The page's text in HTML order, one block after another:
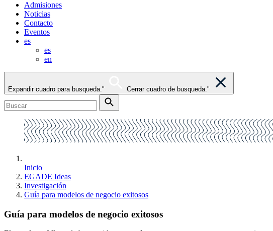
Admisiones
Noticias
Contacto
Eventos
es
es
en
Expandir cuadro para busqueda." Cerrar cuadro de busqueda."
Inicio
EGADE Ideas
Investigación
Guía para modelos de negocio exitosos
Guía para modelos de negocio exitosos